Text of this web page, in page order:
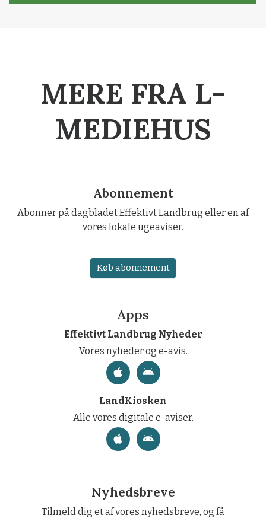
MERE FRA L-
MEDIEHUS
Abonnement
Abonner på dagbladet Effektivt Landbrug eller en af
vores lokale ugeaviser.
Køb abonnement
Apps
Effektivt Landbrug Nyheder
Vores nyheder og e-avis.
LandKiosken
Alle vores digitale e-aviser.
Nyhedsbreve
Tilmeld dig et af vores nyhedsbreve, og få